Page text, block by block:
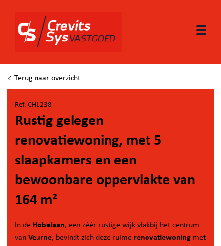
Terug naar overzicht
Ref. CH1238
Rustig gelegen
renovatiewoning, met 5
slaapkamers en een
bewoonbare oppervlakte van
164 m²
In de Hobelaan, een zéér rustige wijk vlakbij het centrum
vanVeurne, bevindt zich deze ruime renovatiewoning met